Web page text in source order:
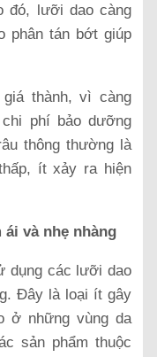
đó, lưỡi dao càng
phân tán bớt giúp
thành, vì càng
phí bảo dưỡng
thông thường là
ít xảy ra hiện
và nhẹ nhàng
dụng các lưỡi dao
Đây là loại ít gây
ở những vùng da
sản phẩm thuộc